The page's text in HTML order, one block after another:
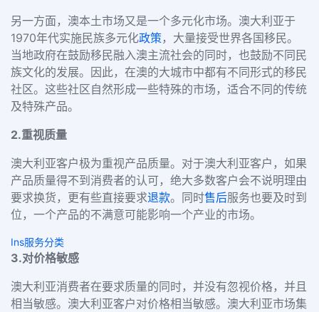
另一方面，澳本土市场又是一个多元化市场。澳大利亚于
1970年代实施民族多元化政策 ，大量接受世界各国移民。
当地政府在鼓励移民融入澳主流社会的同时，也鼓励不同民
族文化的发展。因此，在澳的大城市中都有不同形式的移民
社区。这些社区自然形成一些特殊的市场，适合不同的传统
及特殊产品。
2.重视质量
澳大利亚客户极为重视产品质量。对于澳大利亚客户，如果
产品质量得不到消费者的认可，绝大多数客户会不说明理由
要求换货，更有些直接要求退款。同时售后服务也要及时到
位，一个产品的不满意可能影响一个产业的市场。
Ins服务分类
3.对价格敏感
澳大利亚消费者在要求质量的同时，并没有忽视价格，并且
相当敏感。澳大利亚客户对价格相当敏感。澳大利亚市场集